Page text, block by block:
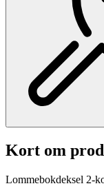
Kort om
Lommebokdeksel 2-